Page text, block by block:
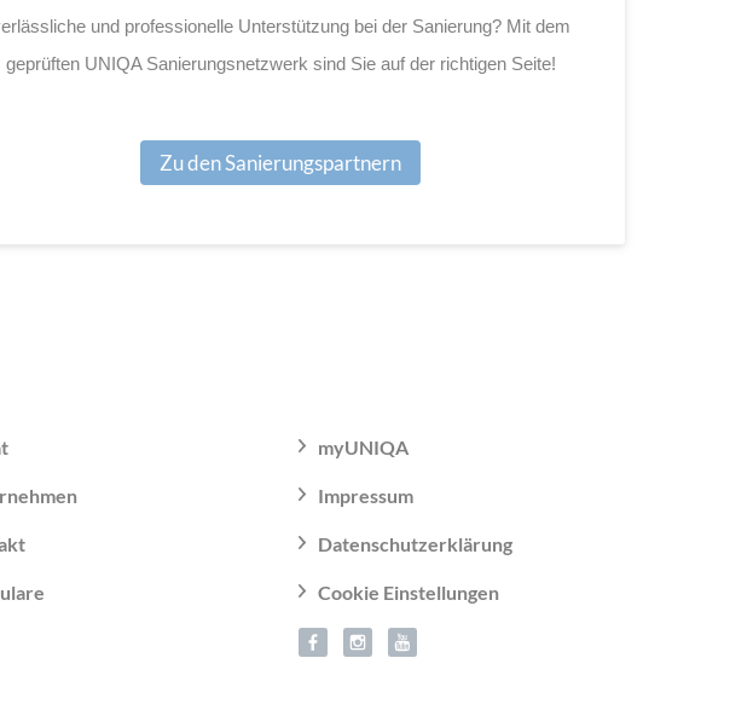
und professionelle Unterstützung bei der Sanierung? Mit dem
geprüften UNIQA Sanierungsnetzwerk sind Sie auf der richtigen Seite!
Zu den Sanierungspartnern
myUNIQA
Impressum
Datenschutzerklärung
Cookie Einstellungen